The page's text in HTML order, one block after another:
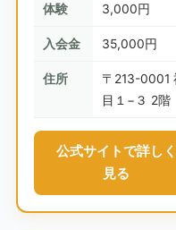
体験 3,000円
入会金 35,000円
住所
〒213-0001
目１−３ 2階
公式サイトで詳しく
見る